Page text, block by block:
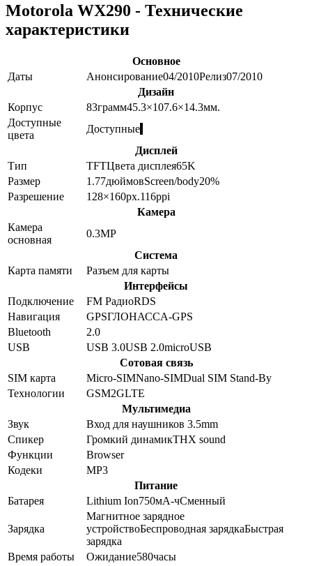
Motorola WX290 - Технические
характеристики
Основное
Даты
Анонсирование04/2010Релиз07/2010
Дизайн
Корпус
83грамм45.3×107.6×14.3мм.
Доступные
цвета
Доступные
Дисплей
Тип
TFTЦвета дисплея65K
Размер
1.77дюймовScreen/body20%
Разрешение
128×160px.116ppi
Камера
Камера
основная
0.3MP
Система
Карта памяти
Разъем для карты
Интерфейсы
Подключение
FM РадиоRDS
Навигация
GPSГЛОНАССA-GPS
Bluetooth
2.0
USB
USB 3.0USB 2.0microUSB
Сотовая связь
SIM карта
Micro-SIMNano-SIMDual SIM Stand-By
Технологии
GSM2GLTE
Мультимедиа
Звук
Вход для наушников 3.5mm
Спикер
Громкий динамикTHX sound
Функции
Browser
Кодеки
MP3
Питание
Батарея
Lithium Ion750мА-чСменный
Зарядка
Магнитное зарядное
устройствоБеспроводная зарядкаБыстрая
зарядка
Время работы
Ожидание580часы